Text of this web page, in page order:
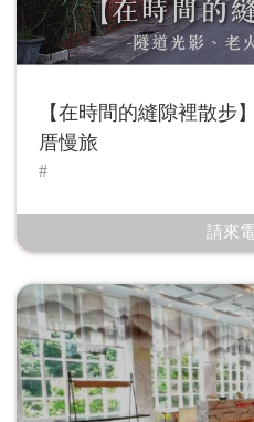
【在時間的縫隙裡散步
厝慢旅
請來